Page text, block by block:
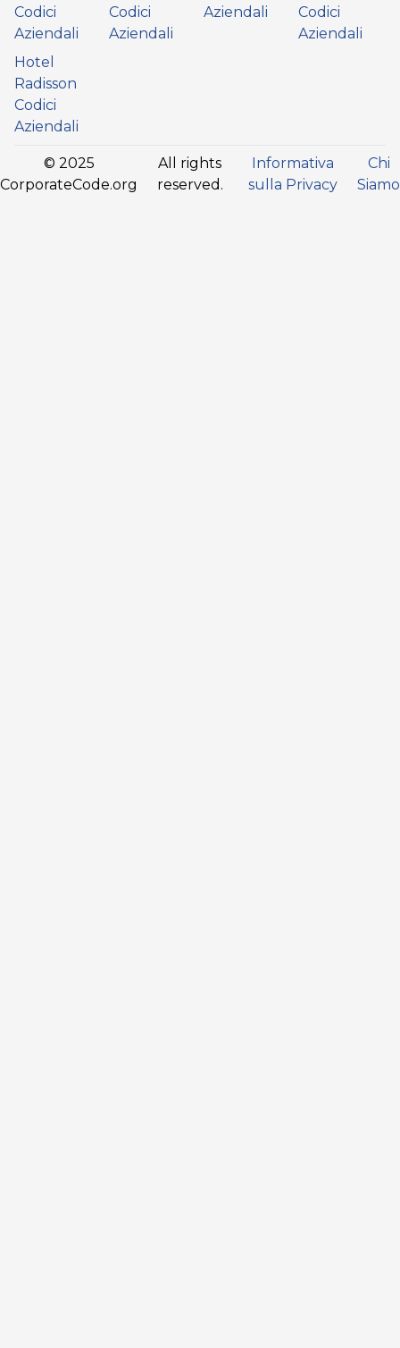
Codici
Aziendali
Codici
Aziendali
Aziendali
Codici
Aziendali
Hotel
Radisson
Codici
Aziendali
© 2025
CorporateCode.org
All rights
reserved.
Informativa
sulla Privacy
Chi
Siamo